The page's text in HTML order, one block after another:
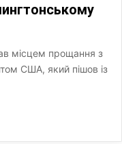
місцем прощання з
США, який пішов із